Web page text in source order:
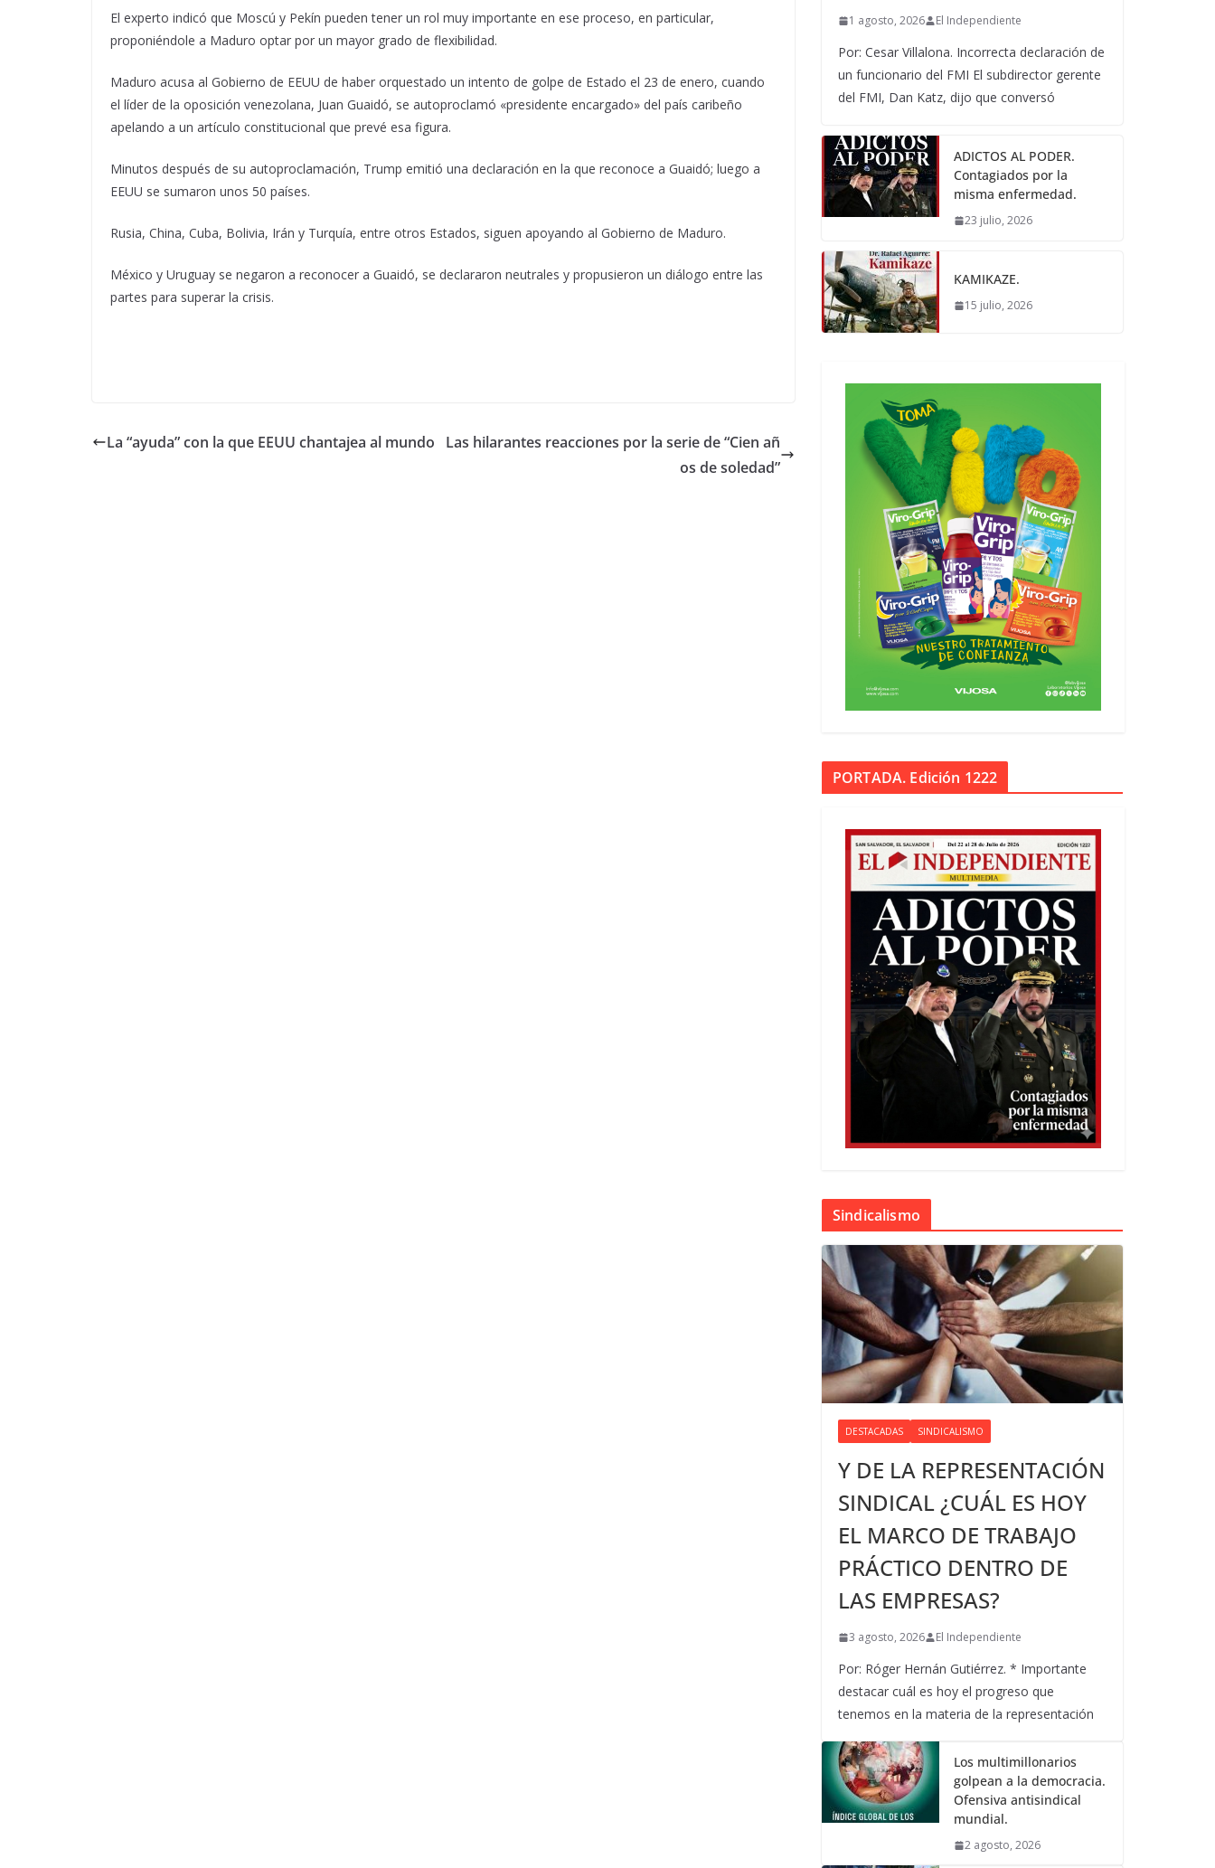
El experto indicó que Moscú y Pekín pueden tener un rol muy importante en ese proceso, en particular,
proponiéndole a Maduro optar por un mayor grado de flexibilidad.
Maduro acusa al Gobierno de EEUU de haber orquestado un intento de golpe de Estado el 23 de enero, cuando
el líder de la oposición venezolana, Juan Guaidó, se autoproclamó «presidente encargado» del país caribeño
apelando a un artículo constitucional que prevé esa figura.
Minutos después de su autoproclamación, Trump emitió una declaración en la que reconoce a Guaidó; luego a
EEUU se sumaron unos 50 países.
Rusia, China, Cuba, Bolivia, Irán y Turquía, entre otros Estados, siguen apoyando al Gobierno de Maduro.
México y Uruguay se negaron a reconocer a Guaidó, se declararon neutrales y propusieron un diálogo entre las
partes para superar la crisis.
La “ayuda” con la que EEUU chantajea al mundo
Las hilarantes reacciones por la serie de “Cien añ
os de soledad”
1 agosto, 2026 El Independiente
Por: Cesar Villalona. Incorrecta declaración de
un funcionario del FMI El subdirector gerente
del FMI, Dan Katz, dijo que conversó
ADICTOS AL PODER.
Contagiados por la
misma enfermedad.
23 julio, 2026
KAMIKAZE.
15 julio, 2026
PORTADA. Edición 1222
Sindicalismo
DESTACADAS SINDICALISMO
Y DE LA REPRESENTACIÓN
SINDICAL ¿CUÁL ES HOY
EL MARCO DE TRABAJO
PRÁCTICO DENTRO DE
LAS EMPRESAS?
3 agosto, 2026 El Independiente
Por: Róger Hernán Gutiérrez. * Importante
destacar cuál es hoy el progreso que
tenemos en la materia de la representación
Los multimillonarios
golpean a la democracia.
Ofensiva antisindical
mundial.
2 agosto, 2026